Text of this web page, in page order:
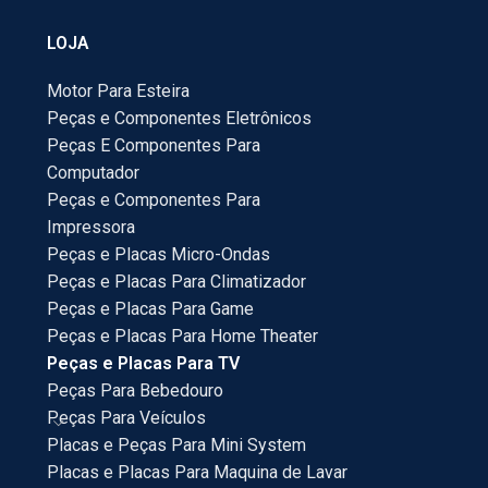
LOJA
Motor Para Esteira
Peças e Componentes Eletrônicos
Peças E Componentes Para
Computador
Peças e Componentes Para
Impressora
Peças e Placas Micro-Ondas
Peças e Placas Para Climatizador
Peças e Placas Para Game
Peças e Placas Para Home Theater
Peças e Placas Para TV
Peças Para Bebedouro
Peças Para Veículos
Placas e Peças Para Mini System
Placas e Placas Para Maquina de Lavar